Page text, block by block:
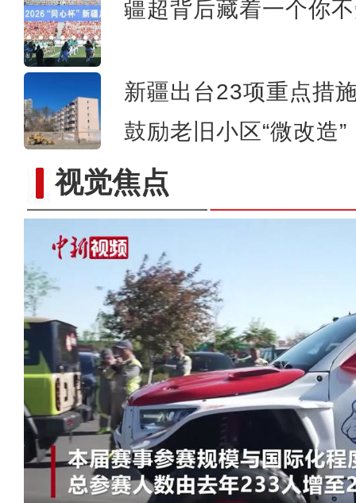
疆超背后藏着一个你
新疆出台23项重点措
鼓励老旧小区“微改造”
视觉焦点
新疆乌恰：考试当天恰逢生日 民